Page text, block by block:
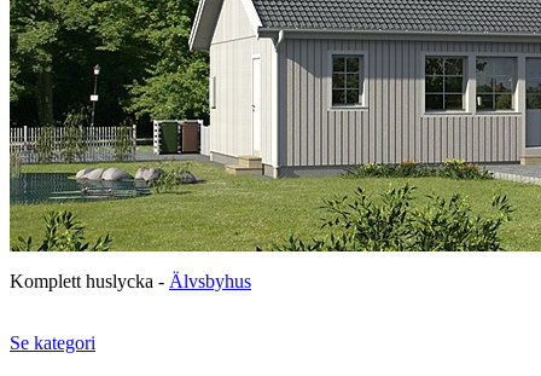
Komplett huslycka - Älvsbyhus
Se kategori